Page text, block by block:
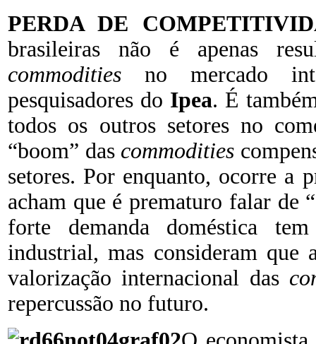
PERDA DE
brasileiras não é apenas
commodities no mercado
pesquisadores do Ipea. É
todos os outros setores no
“boom” das commodities
setores. Por enquanto, ocorre a
acham que é prematuro falar de
forte demanda doméstica
industrial, mas consideram que
valorização internacional das
repercussão no futuro.